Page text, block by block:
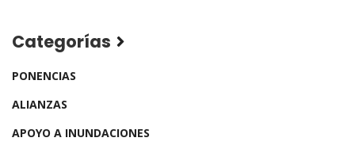
Categorías
PONENCIAS
ALIANZAS
APOYO A INUNDACIONES